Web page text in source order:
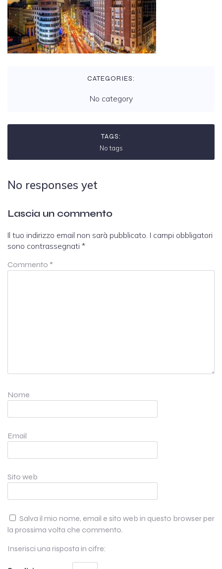
CATEGORIES:
No category
TAGS:
No tags
No responses yet
Lascia un commento
Il tuo indirizzo email non sarà pubblicato. I campi obbligatori
sono contrassegnati *
Commento *
Nome
Email
Sito web
Salva il mio nome, email e sito web in questo browser per
la prossima volta che commento.
Inserisci una risposta in cifre: